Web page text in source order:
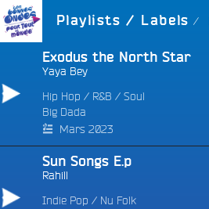
Aller
au
contenu
POUR TOUT LE
Playlists / Labels
Exodus the North Star
Yaya Bey
Hip Hop / R&B / Soul
Big Dada
Mars 2023
Sun Songs E.p
Rahill
Indie Pop / Nu Folk